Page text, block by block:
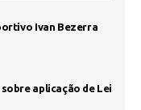
Ivan Bezerra
aplicação de Lei